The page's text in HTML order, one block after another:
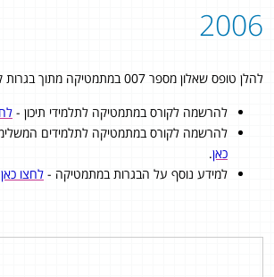
2006
להלן טופס שאלון מספר 007 במתמטיקה מתוך בגרות קיץ מועד א׳ 2006.
להרשמה לקורס במתמטיקה לתלמידי תיכון -
להרשמה לקורס במתמטיקה לתלמידים
כאן.
למידע נוסף על הבגרות במתמטיקה - לחצו כאן